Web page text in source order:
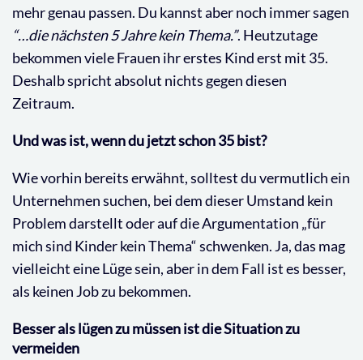
mehr genau passen. Du kannst aber noch immer sagen
“…die nächsten 5 Jahre kein Thema.”. Heutzutage
bekommen viele Frauen ihr erstes Kind erst mit 35.
Deshalb spricht absolut nichts gegen diesen
Zeitraum.
Und was ist, wenn du jetzt schon 35 bist?
Wie vorhin bereits erwähnt, solltest du vermutlich ein
Unternehmen suchen, bei dem dieser Umstand kein
Problem darstellt oder auf die Argumentation „für
mich sind Kinder kein Thema“ schwenken. Ja, das mag
vielleicht eine Lüge sein, aber in dem Fall ist es besser,
als keinen Job zu bekommen.
Besser als lügen zu müssen ist die Situation zu
vermeiden